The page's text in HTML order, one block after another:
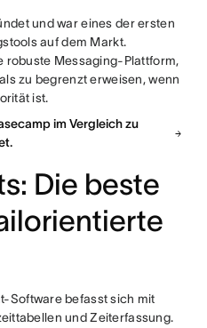
und war eines der ersten
auf dem Markt.
robuste Messaging-Plattform,
zu begrenzt erweisen, wenn
ist.
im Vergleich zu
Die beste
Software befasst sich mit
und Zeiterfassung.